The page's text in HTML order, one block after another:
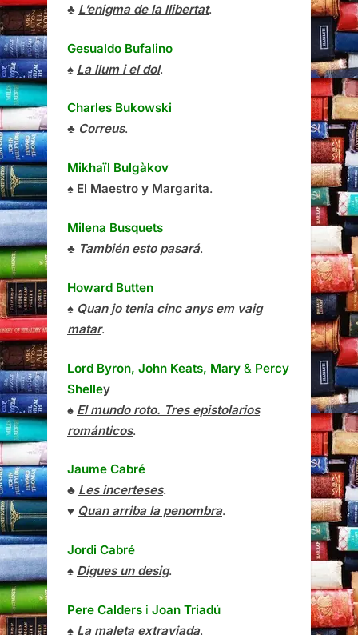
♣ L’enigma de la llibertat.
Gesualdo Bufalino
♠ La llum i el dol.
Charles Bukowski
♣ Correus.
Mikhaïl Bulgàkov
♠ El Maestro y Margarita.
Milena Busquets
♣ También esto pasará.
Howard Butten
♠ Quan jo tenia cinc anys em vaig
matar.
Lord Byron, John Keats, Mary & Percy
Shelley
♠ El mundo roto. Tres epistolarios
románticos.
Jaume Cabré
♣ Les incerteses.
♥ Quan arriba la penombra.
Jordi Cabré
♠ Digues un desig.
Pere Calders i Joan Triadú
♠ La maleta extraviada.